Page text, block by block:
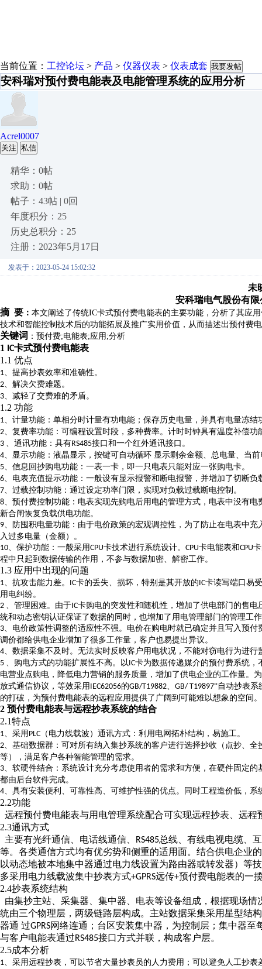
当前位置： 工控论坛 > 产品 > 仪器仪表 > 仪表成套 我要发帖
安科瑞对预付费电能表及电能管理系统的应用分析
Acrel0007
关注 私信
精华：0帖
求助：0帖
帖子：43帖 | 0回
年度积分：25
历史总积分：25
注册：2023年5月17日
发表于：2023-05-24 15:02:32
未
安科瑞电气股份有限
摘 要 ： 本文阐述了传统IC卡式预付费电能表的主要功能，分析了其应
技术和智能控制技术后的功能拓展及推广实用价值，从而描述出预付费
关键词 ：预付费;电能表;应用;分析
1 IC卡式预付费电能表
1.1 优点
1、提高抄表效率和准确性。
2、解决欠费难题。
3、减轻了交费难的矛盾。
1.2 功能
1、计量功能：单相分时计量有功电能；保存历史电量，并具有电量冻结
2、复费率功能：可编程设置时段，多种费率。计时时钟具有温度补偿功
3 、通讯功能：具有RS485接口和一个红外通讯接口。
4、显示功能：液晶显示，按键可自动循环 显示剩余金额、总电量、当
5、信息回抄购电功能：一表一卡，即一只电表只能对应一张购电卡。
6、电表充值提示功能：一般设有显示报警和断电报警，并增加了切断负
7、过载控制功能：通过设定功率门限，实现对负载过载断电控制。
8、预付费控制功能：电表实现先购电后用电的管理方式，电表中没有
新合闸恢复负载供电功能。
9、防囤积电量功能：由于电价政策的宏观调控性，为了防止在电表中
入过多电量（金额）。
10、保护功能：一般采用CPU卡技术进行系统设计。 CPU卡电能表和CPU
程中只起到数据传输的作用，不参与数据加密、解密工作。
1.3 应用中出现的问题
1、抗攻击能力差。 IC卡的丢失、损坏，特别是其开放的IC卡读写端口易
用电纠纷。
2 、管理困难。由于IC卡购电的突发性和随机性，增加了供电部门的售
统和动态密钥认证保证了数据的同时，也增加了用电管理部门的管理工
3、电价政策性调整的适应性不强。电价在购电时就已确定并且写入预付
调价都给供电企业增加了很多工作量，客户也易提出异议。
4、数据采集不及时。无法实时反映客户用电状况，不能对窃电行为进
5 、购电方式的功能扩展性不高。以IC卡为数据传递媒介的预付费系统
电营业点购电，降低电力营销的服务质量，增加了供电企业的工作量。
放式通信协议，等效采用 IEC62056的GB/T19882、 GB/ T19897“自动抄表系
的打破，为预付费电能表的远程应用提供了广阔到可能难以想象的空间。
2 预付费电能表与远程抄表系统的结合
2.1特点
1、采用 PLC （电力线载波）通讯方式：利用电网拓朴结构，易施工。
2、基础数据群：可对所有纳入集抄系统的客户进行选择抄收（点抄、
等），满足客户各种智能管理的需求。
3、软硬件结合：系统设计充分考虑使用者的需求和方便，在硬件固定
都由后台软件完成。
4、具有安装便利、可靠性高、可维护性强的优点。同时工程造价低，系
2.2功能
远程预付费电能表与用电管理系统配合可实现远程抄表、远
2.3通讯方式
主要有光纤通信、电话线通信、
RS485总线、有线电视电缆、
等。各类通信方式均有优劣势和侧重的适用面。结合供电企业
以动态地被本地集中器通过电力线设置为路由器或转发器）等
多采用电力线载波集中抄表方式+GPRS远传+预付费电能表的一
2.4抄表系统结构
由集抄主站、采集器、集中器、电表等设备组成，根据现场
统由三个物理层，两级链路层构成。主站数据采集采用星型结
器通 过GPRS网络连通；台区安装集中器，为控制层；集中器
与客户电能表通过RS485接口方式并联，构成客户层。
2.5成本分析
1、采用远程抄表，可以节省大量抄表员的人力费用；可以避免人工抄